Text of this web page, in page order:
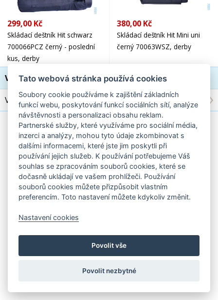
299,00 Kč
Skládací deštník Hit schwarz
700066PCZ černý - poslední
kus, derby
380,00 Kč
Skládací deštník Hit Mini uni
černý 70063WSZ, derby
Výrobce
Všichni výrobci
Standardní verze stránek| Nastavení cookies
Tato webová stránka používá cookies
Soubory cookie používáme k zajištění základních
funkcí webu, poskytování funkcí sociálních sítí, analýze
návštěvnosti a personalizaci obsahu reklam.
Partnerské služby, které využíváme pro sociální média,
inzerci a analýzy, mohou tyto údaje zkombinovat s
dalšími informacemi, které jste jim poskytli při
používání jejich služeb. K používání potřebujeme Váš
souhlas se zpracováním souborů cookies, které se
dočasně ukládají ve vašem prohlížeči. Používání
souborů cookies můžete přizpůsobit vlastním
preferencím. Toto nastavení můžete kdykoliv změnit.
Nastavení cookies
Povolit vše
Povolit nezbytné